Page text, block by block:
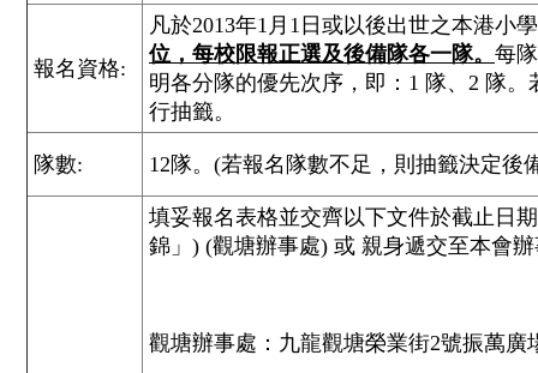
報名資格:
凡於2013年1月1日或以後出世之本港小
位，每校限報正選及後備隊各一隊。 每
明各分隊的優先次序，即：1 隊、2 隊
行抽籤。
隊數: 12隊。(若報名隊數不足，則抽籤決定後
填妥報名表格並交齊以下文件於截止日
錦」) (觀塘辦事處) 或 親身遞交至本會
觀塘辦事處：九龍觀塘榮業街2號振萬廣